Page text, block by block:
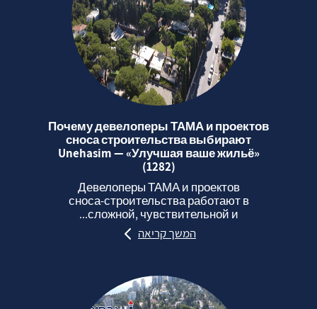
Почему девелоперы ТАМА и проектов
сноса строительства выбирают
Unehasim — «Улучшая ваше жильё»
(1282)
Девелоперы ТАМА и проектов
сноса‑строительства работают в
сложной, чувствительной и...
המשך קריאה